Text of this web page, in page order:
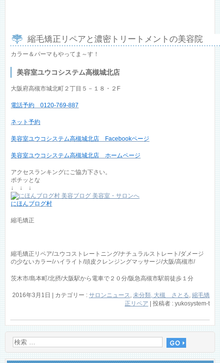
縮毛矯正リペアと濃密トリートメントの美容院
カラー＆パーマもやってま～す！
美容室ユウコシステム高槻城北店
大阪府高槻市城北町２丁目５－１８・２F
電話予約 0120-769-887
ネット予約
美容室ユウコシステム高槻城北店 Facebookページ
美容室ユウコシステム高槻城北店 ホームページ
アクセスランキングにご協力下さい。
ポチッとな
↓ ↓ ↓
にほんブログ村
縮毛矯正
縮毛矯正リペア/ユウコストレートニング/ナチュラルストレート/ダメージ
の少ないカラー/ハイライト/頭皮クレンジングマッサージ/大阪/高槻市/
茨木市/島本町/北摂/大阪駅から電車で２０分/阪急高槻市駅前徒歩１分
2016年3月1日 カテゴリー : サロンニュース, 未分類, 大槻 さとる, 縮毛矯
正リペア
投稿者 : yukosystem-t